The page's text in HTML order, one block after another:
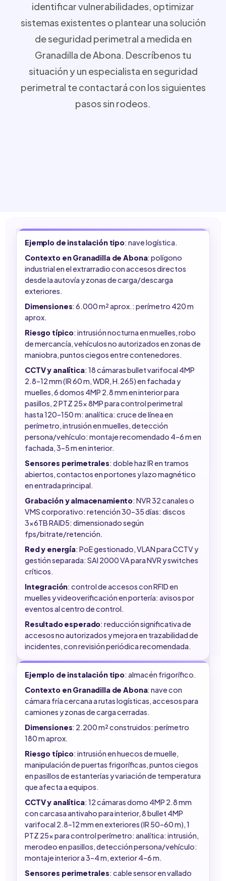
identificar vulnerabilidades, optimizar
sistemas existentes o plantear una solución
de seguridad perimetral a medida en
Granadilla de Abona. Descríbenos tu
situación y un especialista en seguridad
perimetral te contactará con los siguientes
pasos sin rodeos.
Ejemplo de instalación tipo: nave logística.
Contexto en Granadilla de Abona: polígono
industrial en el extrarradio con accesos directos
desde la autovía y zonas de carga/descarga
exteriores.
Dimensiones: 6.000 m² aprox.: perímetro 420 m
aprox.
Riesgo típico: intrusión nocturna en muelles, robo
de mercancía, vehículos no autorizados en zonas de
maniobra, puntos ciegos entre contenedores.
CCTV y analítica: 18 cámaras bullet varifocal 4MP
2.8–12 mm (IR 60 m, WDR, H.265) en fachada y
muelles, 6 domos 4MP 2.8 mm en interior para
pasillos, 2 PTZ 25x 8MP para control perimetral
hasta 120–150 m: analítica: cruce de línea en
perímetro, intrusión en muelles, detección
persona/vehículo: montaje recomendado 4–6 m en
fachada, 3–5 m en interior.
Sensores perimetrales: doble haz IR en tramos
abiertos, contactos en portones y lazo magnético
en entrada principal.
Grabación y almacenamiento: NVR 32 canales o
VMS corporativo: retención 30–35 días: discos
3x6TB RAID5: dimensionado según
fps/bitrate/retención.
Red y energía: PoE gestionado, VLAN para CCTV y
gestión separada: SAI 2000 VA para NVR y switches
críticos.
Integración: control de accesos con RFID en
muelles y videoverificación en portería: avisos por
eventos al centro de control.
Resultado esperado: reducción significativa de
accesos no autorizados y mejora en trazabilidad de
incidentes, con revisión periódica recomendada.
Ejemplo de instalación tipo: almacén frigorífico.
Contexto en Granadilla de Abona: nave con
cámara fría cercana a rutas logísticas, accesos para
camiones y zonas de carga cerradas.
Dimensiones: 2.200 m² construidos: perímetro
180 m aprox.
Riesgo típico: intrusión en huecos de muelle,
manipulación de puertas frigoríficas, puntos ciegos
en pasillos de estanterías y variación de temperatura
que afecta a equipos.
CCTV y analítica: 12 cámaras domo 4MP 2.8 mm
con carcasa antivaho para interior, 8 bullet 4MP
varifocal 2.8–12 mm en exteriores (IR 50–60 m), 1
PTZ 25x para control perímetro: analítica: intrusión,
merodeo en pasillos, detección persona/vehículo:
montaje interior a 3–4 m, exterior 4–6 m.
Sensores perimetrales: cable sensor en vallado